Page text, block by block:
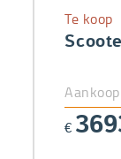
Te koop
€